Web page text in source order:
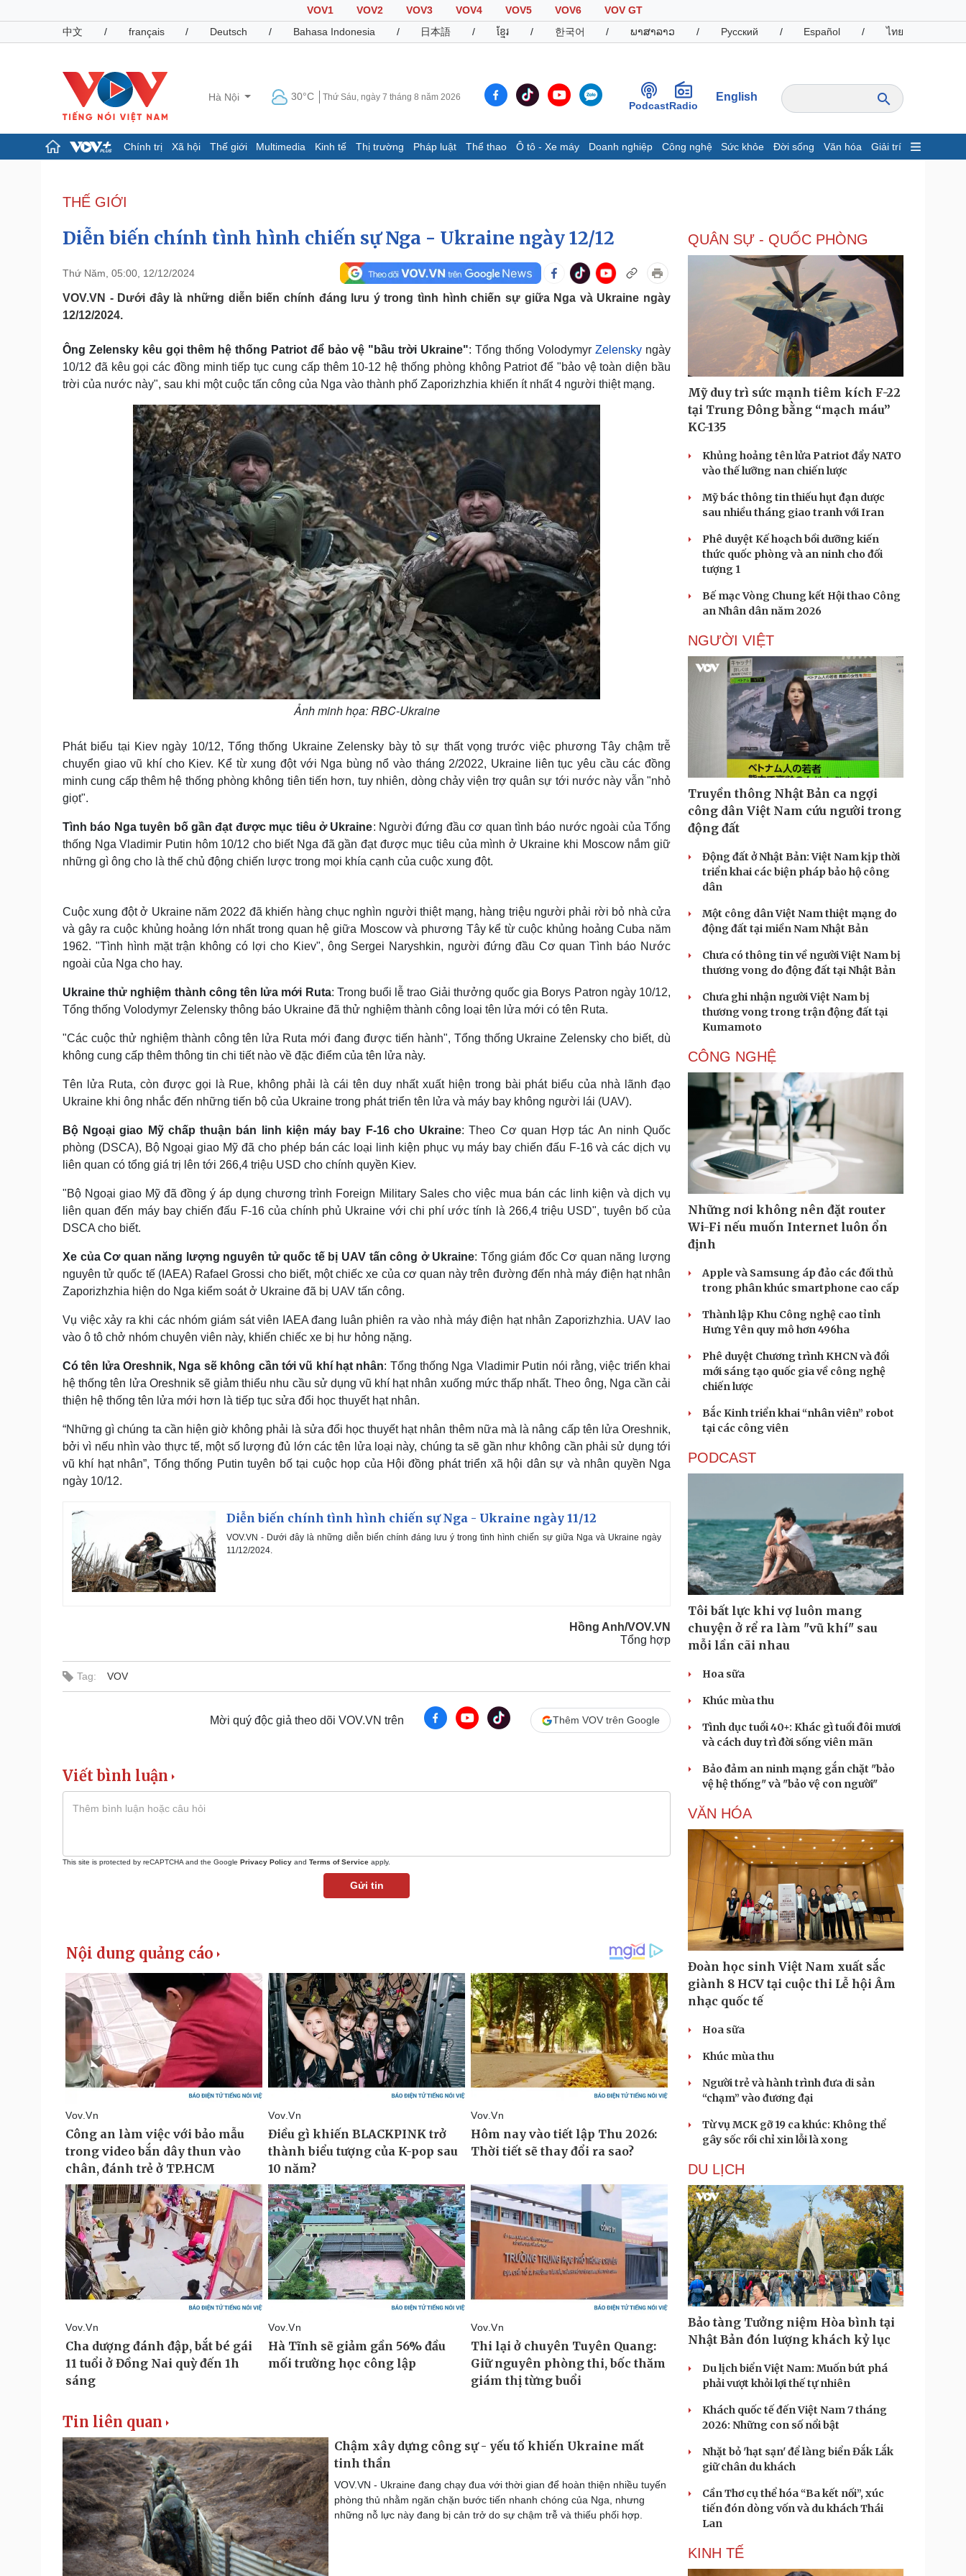
VOV1 VOV2 VOV3 VOV4 VOV5 VOV6
VOV GT
中文
/ français / Deutsch / Bahasa Indonesia / 日本語 / ខ្មែរ / 한국어 / ພາສາລາວ / Русский / Español / ไทย
Hà Nội 30°C Thứ Sáu, ngày 7 tháng 8 năm 2026
PodcastRadio
English
Chính trị Xã hội Thế giới Multimedia Kinh tế Thị trường Pháp luật Thể thao Ô tô - Xe máy Doanh nghiệp Công nghệ Sức khỏe Đời sống Văn hóa Giải trí
Đảng
Tổ chức nhân sự
Quốc hội
Nhận diện sự thật
Dấu ấn VOV
Infographic
Chứng khoán
Giá cà phê
Pháp luật
Vụ án
Tư vấn luật
Quân sự - Quốc phòng
Phân tích
Thể thao
Thế giới thể thao
eSports
Hậu trường
Ô tô - Xe máy
Tư vấn
Doanh nghiệp
Doanh nghiệp 24h
Doanh nhân
Vì cộng đồng
Công nghệ
Sành điệu
Tin Công nghệ
Trải nghiệm
Chuyển đổi số
Dinh dưỡng - món ngon
Làm đẹp - giảm cân
Phòng mạch online
Ăn sạch sống khỏe
Nhà đẹp
Blog
Tình yêu - Gia đình
Sân khấu - Điện ảnh
Văn học
Âm nhạc
Di sản
Nghệ sĩ
Podcast
Câu chuyện thời sự
Cửa sổ tình yêu
Kể chuyện cho bé
Hạt giống tâm hồn
THẾ GIỚI
Diễn biến chính tình hình chiến sự Nga - Ukraine ngày 12/12
Thứ Năm, 05:00, 12/12/2024
VOV.VN - Dưới đây là những diễn biến chính đáng lưu ý trong tình hình chiến sự giữa Nga và Ukraine ngày
12/12/2024.
Ông Zelensky kêu gọi thêm hệ thống Patriot để bảo vệ "bầu trời Ukraine": Tổng thống VolodymyrZelensky ngày
10/12 đã kêu gọi các đồng minh tiếp tục cung cấp thêm 10-12 hệ thống phòng không Patriot để "bảo vệ toàn diện bầu
trời của nước này", sau khi một cuộc tấn công của Nga vào thành phố Zaporizhzhia khiến ít nhất 4 người thiệt mạng.
Ảnh minh họa: RBC-Ukraine
Phát biểu tại Kiev ngày 10/12, Tổng thống Ukraine Zelensky bày tỏ sự thất vọng trước việc phương Tây chậm trễ
chuyển giao vũ khí cho Kiev. Kể từ xung đột với Nga bùng nổ vào tháng 2/2022, Ukraine liên tục yêu cầu các đồng
minh cung cấp thêm hệ thống phòng không tiên tiến hơn, tuy nhiên, dòng chảy viện trợ quân sự tới nước này vẫn "nhỏ
giọt".
Tình báo Nga tuyên bố gần đạt được mục tiêu ở Ukraine: Người đứng đầu cơ quan tình báo nước ngoài của Tổng
thống Nga Vladimir Putin hôm 10/12 cho biết Nga đã gần đạt được mục tiêu của mình ở Ukraine khi Moscow nắm giữ
những gì ông cho là thế chủ động chiến lược trong mọi khía cạnh của cuộc xung đột.
Cuộc xung đột ở Ukraine năm 2022 đã khiến hàng chục nghìn người thiệt mạng, hàng triệu người phải rời bỏ nhà cửa
và gây ra cuộc khủng hoảng lớn nhất trong quan hệ giữa Moscow và phương Tây kể từ cuộc khủng hoảng Cuba năm
1962. "Tình hình mặt trận không có lợi cho Kiev", ông Sergei Naryshkin, người đứng đầu Cơ quan Tình báo Nước
ngoài của Nga cho hay.
Ukraine thử nghiệm thành công tên lửa mới Ruta: Trong buổi lễ trao Giải thưởng quốc gia Borys Patron ngày 10/12,
Tổng thống Volodymyr Zelensky thông báo Ukraine đã thử nghiệm thành công loại tên lửa mới có tên Ruta.
"Các cuộc thử nghiệm thành công tên lửa Ruta mới đang được tiến hành", Tổng thống Ukraine Zelensky cho biết, dù
không cung cấp thêm thông tin chi tiết nào về đặc điểm của tên lửa này.
Tên lửa Ruta, còn được gọi là Rue, không phải là cái tên duy nhất xuất hiện trong bài phát biểu của nhà lãnh đạo
Ukraine khi ông nhắc đến những tiến bộ của Ukraine trong phát triển tên lửa và máy bay không người lái (UAV).
Bộ Ngoại giao Mỹ chấp thuận bán linh kiện máy bay F-16 cho Ukraine: Theo Cơ quan Hợp tác An ninh Quốc
phòng (DSCA), Bộ Ngoại giao Mỹ đã cho phép bán các loại linh kiện phục vụ máy bay chiến đấu F-16 và các dịch vụ
liên quan có tổng giá trị lên tới 266,4 triệu USD cho chính quyền Kiev.
"Bộ Ngoại giao Mỹ đã đồng ý áp dụng chương trình Foreign Military Sales cho việc mua bán các linh kiện và dịch vụ
liên quan đến máy bay chiến đấu F-16 của chính phủ Ukraine với chi phí ước tính là 266,4 triệu USD", tuyên bố của
DSCA cho biết.
Xe của Cơ quan năng lượng nguyên tử quốc tế bị UAV tấn công ở Ukraine: Tổng giám đốc Cơ quan năng lượng
nguyên tử quốc tế (IAEA) Rafael Grossi cho biết, một chiếc xe của cơ quan này trên đường đến nhà máy điện hạt nhân
Zaporizhzhia hiện do Nga kiểm soát ở Ukraine đã bị UAV tấn công.
Vụ việc xảy ra khi các nhóm giám sát viên IAEA đang luân phiên ra vào nhà máy điện hạt nhân Zaporizhzhia. UAV lao
vào ô tô chở nhóm chuyên viên này, khiến chiếc xe bị hư hỏng nặng.
Có tên lửa Oreshnik, Nga sẽ không cần tới vũ khí hạt nhân: Tổng thống Nga Vladimir Putin nói rằng, việc triển khai
hệ thống tên lửa Oreshnik sẽ giảm thiểu nhu cầu sử dụng vũ khí hạt nhân xuống mức thấp nhất. Theo ông, Nga cần cải
thiện hệ thống tên lửa mới hơn là tiếp tục sửa đổi học thuyết hạt nhân.
“Những gì chúng ta cần hiện giờ không phải là sửa đổi học thuyết hạt nhân thêm nữa mà là nâng cấp tên lửa Oreshnik,
bởi vì nếu nhìn vào thực tế, một số lượng đủ lớn các tên lửa loại này, chúng ta sẽ gần như không cần phải sử dụng tới
vũ khí hạt nhân”, Tổng thống Putin tuyên bố tại cuộc họp của Hội đồng phát triển xã hội dân sự và nhân quyền Nga
ngày 10/12.
Diễn biến chính tình hình chiến sự Nga - Ukraine ngày 11/12
VOV.VN - Dưới đây là những diễn biến chính đáng lưu ý trong tình hình chiến sự giữa Nga và Ukraine ngày
11/12/2024.
Hồng Anh/VOV.VN
Tổng hợp
Tag: VOV
Mời quý độc giả theo dõi VOV.VN trên Thêm VOV trên Google
Viết bình luận
This site is protected by reCAPTCHA and the Google Privacy Policy and Terms of Service apply.
Gửi tin
Tin liên quan
Chậm xây dựng công sự - yếu tố khiến Ukraine mất
tinh thần
VOV.VN - Ukraine đang chạy đua với thời gian để hoàn thiện nhiều tuyến
phòng thủ nhằm ngăn chặn bước tiến nhanh chóng của Nga, nhưng
những nỗ lực này đang bị cản trở do sự chậm trễ và thiếu phối hợp.
QUÂN SỰ - QUỐC PHÒNG
Mỹ duy trì sức mạnh tiêm kích F-22
tại Trung Đông bằng “mạch máu”
KC-135
Khủng hoảng tên lửa Patriot đẩy NATO
vào thế lưỡng nan chiến lược
Mỹ bác thông tin thiếu hụt đạn dược
sau nhiều tháng giao tranh với Iran
Phê duyệt Kế hoạch bồi dưỡng kiến
thức quốc phòng và an ninh cho đối
tượng 1
Bế mạc Vòng Chung kết Hội thao Công
an Nhân dân năm 2026
NGƯỜI VIỆT
Truyền thông Nhật Bản ca ngợi
công dân Việt Nam cứu người trong
động đất
Động đất ở Nhật Bản: Việt Nam kịp thời
triển khai các biện pháp bảo hộ công
dân
Một công dân Việt Nam thiệt mạng do
động đất tại miền Nam Nhật Bản
Chưa có thông tin về người Việt Nam bị
thương vong do động đất tại Nhật Bản
Chưa ghi nhận người Việt Nam bị
thương vong trong trận động đất tại
Kumamoto
CÔNG NGHỆ
Những nơi không nên đặt router
Wi-Fi nếu muốn Internet luôn ổn
định
Apple và Samsung áp đảo các đối thủ
trong phân khúc smartphone cao cấp
Thành lập Khu Công nghệ cao tỉnh
Hưng Yên quy mô hơn 496ha
Phê duyệt Chương trình KHCN và đổi
mới sáng tạo quốc gia về công nghệ
chiến lược
Bắc Kinh triển khai “nhân viên” robot
tại các công viên
PODCAST
Tôi bất lực khi vợ luôn mang
chuyện ở rể ra làm "vũ khí" sau
mỗi lần cãi nhau
Hoa sữa
Khúc mùa thu
Tình dục tuổi 40+: Khác gì tuổi đôi mươi
và cách duy trì đời sống viên mãn
Bảo đảm an ninh mạng gắn chặt "bảo
vệ hệ thống" và "bảo vệ con người"
VĂN HÓA
Đoàn học sinh Việt Nam xuất sắc
giành 8 HCV tại cuộc thi Lễ hội Âm
nhạc quốc tế
Hoa sữa
Khúc mùa thu
Người trẻ và hành trình đưa di sản
“chạm” vào đương đại
Từ vụ MCK gỡ 19 ca khúc: Không thể
gây sốc rồi chỉ xin lỗi là xong
DU LỊCH
Bảo tàng Tưởng niệm Hòa bình tại
Nhật Bản đón lượng khách kỷ lục
Du lịch biển Việt Nam: Muốn bứt phá
phải vượt khỏi lợi thế tự nhiên
Khách quốc tế đến Việt Nam 7 tháng
2026: Những con số nổi bật
Nhặt bỏ 'hạt sạn' để làng biển Đắk Lắk
giữ chân du khách
Cần Thơ cụ thể hóa “Ba kết nối”, xúc
tiến đón dòng vốn và du khách Thái
Lan
KINH TẾ